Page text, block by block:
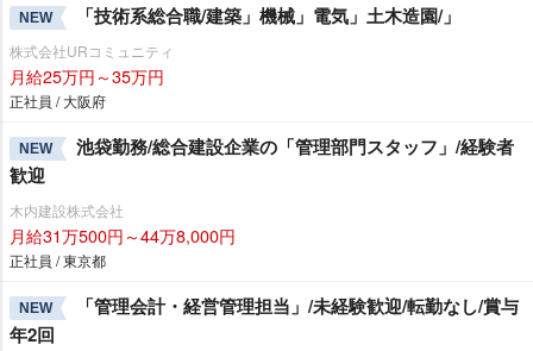
NEW 「技術系総合職/建築」機械」電気」土木造園/」
株式会社URコミュニティ
月給25万円～35万円
正社員 / 大阪府
NEW
池袋勤務/総合建設企業の「管理部門スタッフ」/経験者
歓迎
木内建設株式会社
月給31万500円～44万8,000円
正社員 / 東京都
NEW
「管理会計・経営管理担当」/未経験歓迎/転勤なし/賞与
年2回